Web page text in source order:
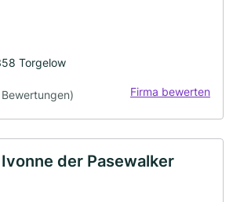
Torgelow
Firma bewerten
der Pasewalker